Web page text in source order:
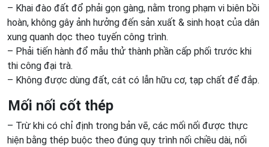
– Khai đào đất đổ phải gọn gàng, nằm trong phạm vi biên bồi
hoàn, không gây ảnh hưởng đến sản xuất & sinh hoạt của dân
xung quanh dọc theo tuyến công trình.
– Phải tiến hành đổ mẫu thử thành phần cấp phối trước khi
thi công đại trà.
– Không được dùng đất, cát có lẫn hữu cơ, tạp chất để đắp.
Mối nối cốt thép
– Trừ khi có chỉ định trong bản vẽ, các mối nối được thực
hiện bằng thép buộc theo đúng quy trình nối chiều dài, nối